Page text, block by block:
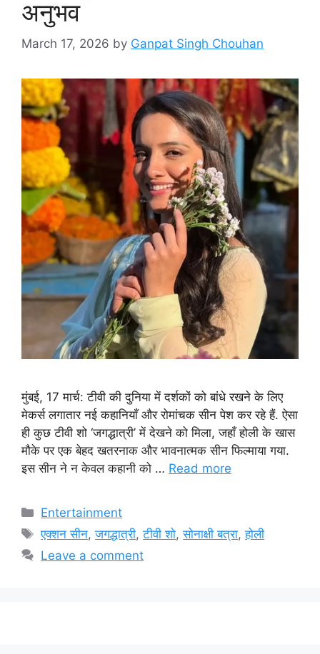
अनुभव
March 17, 2026 by Ganpat Singh Chouhan
मुंबई, 17 मार्च: टीवी की दुनिया में दर्शकों को बांधे रखने के लिए
मेकर्स लगातार नई कहानियाँ और रोमांचक सीन पेश कर रहे हैं. ऐसा
ही कुछ टीवी शो ‘जगद्धात्री’ में देखने को मिला, जहाँ होली के खास
मौके पर एक बेहद खतरनाक और भावनात्मक सीन फिल्माया गया.
इस सीन ने न केवल कहानी को … Read more
Categories
Entertainment
Tags
एक्शन सीन,जगद्धात्री,टीवी शो,सोनाक्षी बत्रा,होली
Leave a comment